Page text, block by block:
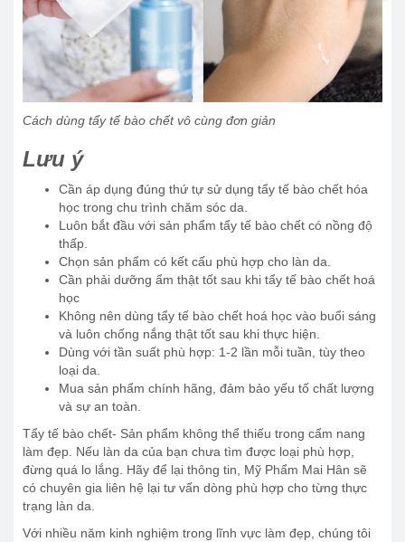
Cách dùng tẩy tế bào chết vô cùng đơn giản
Lưu ý
Cần áp dụng đúng thứ tự sử dụng tẩy tế bào chết hóa
học trong chu trình chăm sóc da.
Luôn bắt đầu với sản phẩm tẩy tế bào chết có nồng độ
thấp.
Chọn sản phẩm có kết cấu phù hợp cho làn da.
Cần phải dưỡng ẩm thật tốt sau khi tẩy tế bào chết hoá
học
Không nên dùng tẩy tế bào chết hoá học vào buổi sáng
và luôn chống nắng thật tốt sau khi thực hiện.
Dùng với tần suất phù hợp: 1-2 lần mỗi tuần, tùy theo
loại da.
Mua sản phẩm chính hãng, đảm bảo yếu tố chất lượng
và sự an toàn.
Tẩy tế bào chết- Sản phẩm không thể thiếu trong cẩm nang
làm đẹp. Nếu làn da của bạn chưa tìm được loại phù hợp,
đừng quá lo lắng. Hãy để lại thông tin, Mỹ Phẩm Mai Hân sẽ
có chuyên gia liên hệ lại tư vấn dòng phù hợp cho từng thực
trạng làn da.
Với nhiều năm kinh nghiệm trong lĩnh vực làm đẹp, chúng tôi